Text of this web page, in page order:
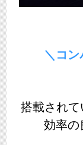
＼コン
搭載され
効率の